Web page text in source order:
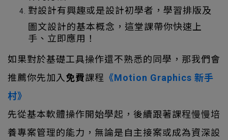
對設計有興趣或是設計初學者，學習排版及
圖文設計的基本概念，這堂課帶你快速上
手、立即應用！
如果對於基礎工具操作還不熟悉的同學，那我們會
推薦你先加入 免費課程 《Motion Graphics 新手
村》
先從基本軟體操作開始學起，後續跟著課程慢慢培
養專案管理的能力，無論是自主接案或成為資深設